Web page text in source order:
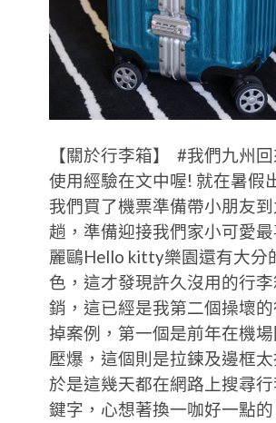
【關於行李箱】 #我們九州
使用經驗在文中喔! 就在暑假
我們買了機票準備帶小朋友
趟，準備迎接我們家小可愛
麗鷗Hello kitty樂園還有大分
色，這才發現許久沒用的行
銷，這已經是我第二個操壞
掉案例，第一個是前年在機
壓爆，這個則是拉鍊及邊框太
於是這幾天都在網路上搜尋
鍵字，心想著換一咖好一點